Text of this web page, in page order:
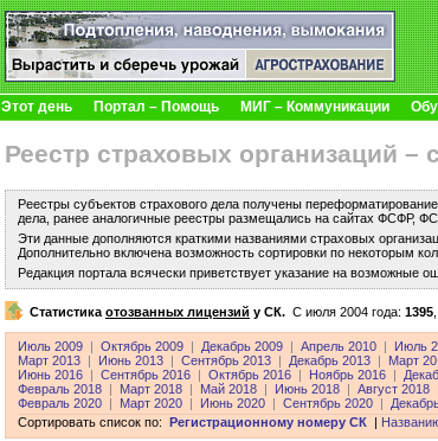
Этот день Портал – Помощь МИГ – Коммуникации
Реестр страховых организаций
Реестры субъектов страхового дела получены
дела, ранее аналогичные реестры размещались на сайтах ФСФР,
Эти данные дополняются краткими названиями страховых
Дополнительно включена возможность сортировки по некоторым
Редакция портала всячески приветствует указание на возможные
Статистика отозванных лицензий у СК. C июля 2004 года: 1395
Июль 2009 Октябрь 2009 Декабрь 2009 Апрель 2010 Июль
Март 2013
Июнь 2013 Сентябрь 2013 Декабрь 2013 Март
Июнь 2016
Сентябрь 2016 Октябрь 2016 Ноябрь 2016
Февраль 2018
Март 2018 Май 2018 Июнь 2018 Август 2018
Февраль 2020
Март 2020 Июнь 2020 Сентябрь 2020
Сортировать список по:
Регистрационному номеру СК